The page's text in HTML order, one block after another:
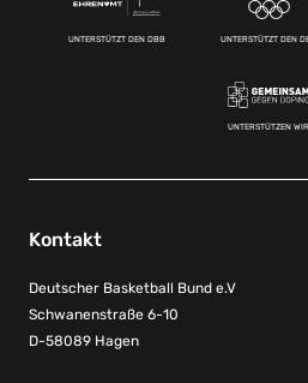
UNTERSTÜTZT DEN DBB UNTERSTÜTZT DEN
UNTERSTÜTZEN WIR
Kontakt
Deutscher Basketball Bund e.V
Schwanenstraße 6-10
D-58089 Hagen